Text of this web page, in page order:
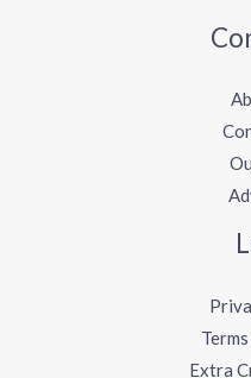
Extra